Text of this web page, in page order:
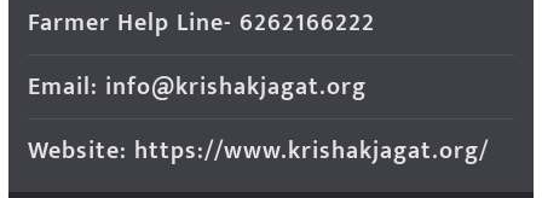
Farmer Help Line- 6262166222
Email: info@krishakjagat.org
Website: https://www.krishakjagat.org/